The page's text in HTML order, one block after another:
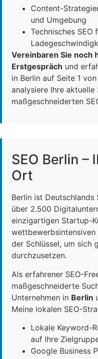
Content-
und Umgebung
Technisches SEO
Vereinbaren Sie noch
Erstgespräch und
in Berlin auf Seite 1
analysiere Ihre
maßgeschneiderten
SEO Berlin –
Ort
Berlin ist
über 2.500
einzigartigen Startup-
der Schlüssel, um sich
durchzusetzen.
Als erfahrener SEO-
maßgeschneiderte
Unternehmen in Berlin
Meine lokalen SEO-
Lokale Keyword-
auf Ihre
Google Business